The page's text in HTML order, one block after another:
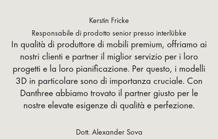
Kerstin Fricke
Responsabile di prodotto senior presso interlübke
In qualità di produttore di mobili premium, offriamo ai
nostri clienti e partner il miglior servizio per i loro
progetti e la loro pianificazione. Per questo, i modelli
3D in particolare sono di importanza cruciale. Con
Danthree abbiamo trovato il partner giusto per le
nostre elevate esigenze di qualità e perfezione.
Dott. Alexander Sova